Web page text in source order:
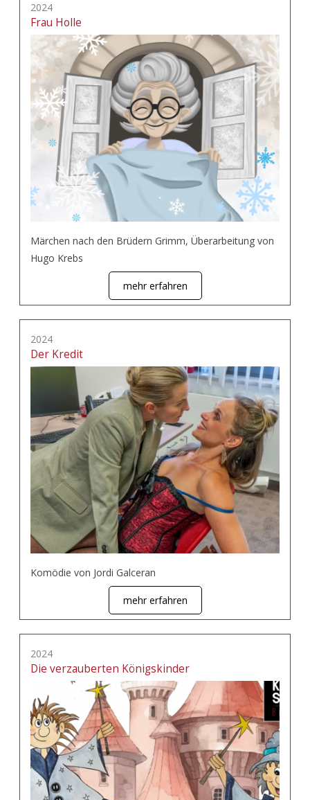
2024
Frau Holle
Märchen nach den Brüdern Grimm, Überarbeitung von
Hugo Krebs
mehr erfahren
2024
Der Kredit
Komödie von Jordi Galceran
mehr erfahren
2024
Die verzauberten Königskinder